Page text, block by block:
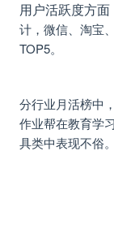
用户活跃度方面
计， 微信、淘宝
TOP5。
分行业月活榜中
作业帮在教育学
具类中表现不俗。